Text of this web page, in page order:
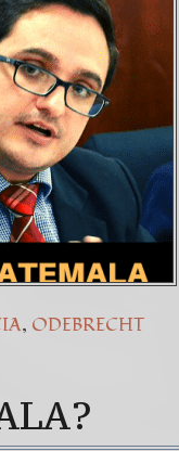
36
Dictatorship
, ODEBRECHT